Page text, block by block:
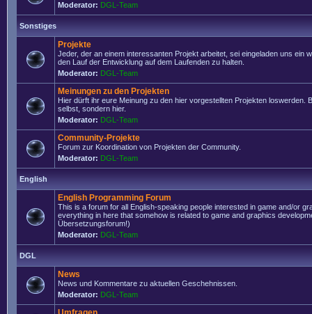
Moderator: DGL-Team
Sonstiges
Projekte
Jeder, der an einem interessanten Projekt arbeitet, sei eingeladen uns ein
den Lauf der Entwicklung auf dem Laufenden zu halten.
Moderator: DGL-Team
Meinungen zu den Projekten
Hier dürft ihr eure Meinung zu den hier vorgestellten Projekten loswerden.
selbst, sondern hier.
Moderator: DGL-Team
Community-Projekte
Forum zur Koordination von Projekten der Community.
Moderator: DGL-Team
English
English Programming Forum
This is a forum for all English-speaking people interested in game and/or
everything in here that somehow is related to game and graphics
Übersetzungsforum!)
Moderator: DGL-Team
DGL
News
News und Kommentare zu aktuellen Geschehnissen.
Moderator: DGL-Team